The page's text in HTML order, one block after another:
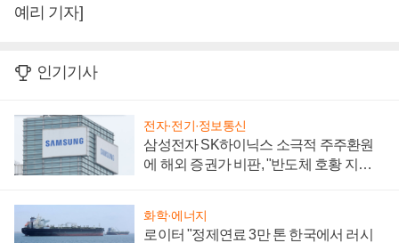
예리 기자]
인기기사
전자·전기·정보통신
삼성전자 SK하이닉스 소극적 주주환원
에 해외 증권가 비판, "반도체 호황 지속
화학·에너지
로이터 "정제연료 3만 톤 한국에서 러시